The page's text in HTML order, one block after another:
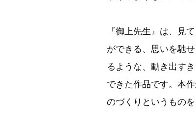
『御上先生』は、見
ができる、思いを馳
るような、動き出す
できた作品です。本
のづくりというもの